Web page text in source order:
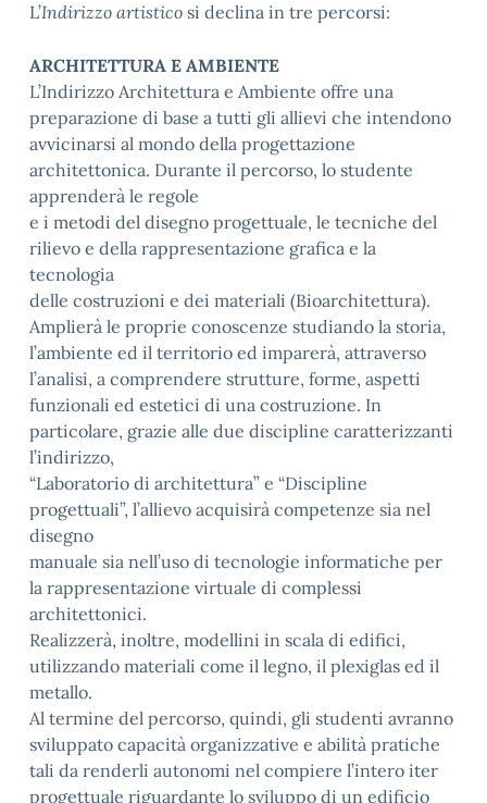
L’Indirizzo artistico si declina in tre percorsi:
ARCHITETTURA E AMBIENTE
L’Indirizzo Architettura e Ambiente offre una
preparazione di base a tutti gli allievi che intendono
avvicinarsi al mondo della progettazione
architettonica. Durante il percorso, lo studente
apprenderà le regole
e i metodi del disegno progettuale, le tecniche del
rilievo e della rappresentazione grafica e la
tecnologia
delle costruzioni e dei materiali (Bioarchitettura).
Amplierà le proprie conoscenze studiando la storia,
l’ambiente ed il territorio ed imparerà, attraverso
l’analisi, a comprendere strutture, forme, aspetti
funzionali ed estetici di una costruzione. In
particolare, grazie alle due discipline caratterizzanti
l’indirizzo,
“Laboratorio di architettura” e “Discipline
progettuali”, l’allievo acquisirà competenze sia nel
disegno
manuale sia nell’uso di tecnologie informatiche per
la rappresentazione virtuale di complessi
architettonici.
Realizzerà, inoltre, modellini in scala di edifici,
utilizzando materiali come il legno, il plexiglas ed il
metallo.
Al termine del percorso, quindi, gli studenti avranno
sviluppato capacità organizzative e abilità pratiche
tali da renderli autonomi nel compiere l’intero iter
progettuale riguardante lo sviluppo di un edificio